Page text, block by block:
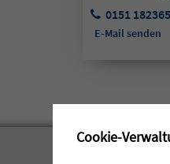
0151
E-Mail senden
Cookie-